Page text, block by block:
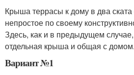
Крыша террасы к дому в два
непростое по своему
Здесь, как и в предыдущем
отдельная крыша и общая с домом.
Вариант №1